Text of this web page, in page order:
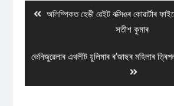
Previous
অলিম্পিকত হেভী ৱেইট বক্সিঙৰ কোৱাৰ্টাৰ
সতীশ কুমাৰ
Next
ভেনিজুৱেলাৰ এথলীট য়ুলিমাৰ ৰʼজাছৰ মহিলাৰ